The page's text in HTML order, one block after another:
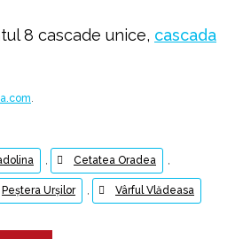
8 cascade unice, cascada
.
, Cetatea Oradea ,
Peștera Urșilor , Vârful Vlădeasa